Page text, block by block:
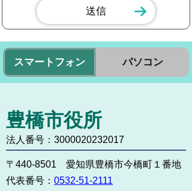
スマートフォン パソコン
豊橋市役所
法人番号：3000020232017
〒440-8501 愛知県豊橋市今橋町１番地
代表番号： 0532-51-2111